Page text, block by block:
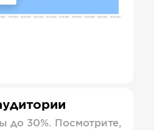
до 30%. Посмотрите,